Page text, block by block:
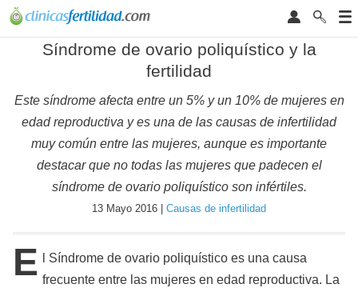
Síndrome de ovario poliquístico y la
fertilidad
Este síndrome afecta entre un 5% y un 10% de mujeres en
edad reproductiva y es una de las causas de infertilidad
muy común entre las mujeres, aunque es importante
destacar que no todas las mujeres que padecen el
síndrome de ovario poliquístico son infértiles.
13 Mayo 2016 | Causas de infertilidad
E
l Síndrome de ovario poliquístico es una causa
frecuente entre las mujeres en edad reproductiva. La